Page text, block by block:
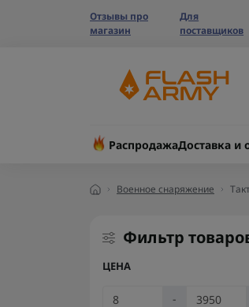
Отзывы про
магазин
Для
поставщиков
РаспродажаДоставка и
Военное снаряжение
Фильтр
ЦЕНА
-